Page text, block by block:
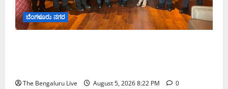
ಬೆಂಗಳೂರು ನಗರ
The Bengaluru Live August 5, 2026 8:22 PM 0